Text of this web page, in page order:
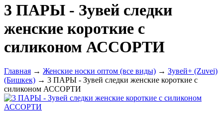
3 ПАРЫ - Зувей следки
женские короткие с
силиконом АССОРТИ
Главная → Женские носки оптом (все виды) → Зувей+ (Zuvei)
(Бишкек) → 3 ПАРЫ - Зувей следки женские короткие с
силиконом АССОРТИ